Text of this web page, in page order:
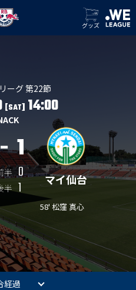
グッズ
ーグ 第22節
[SAT]14:00
- 1
半 0
半 1 マイ仙台
58' 松窪 真心
経過